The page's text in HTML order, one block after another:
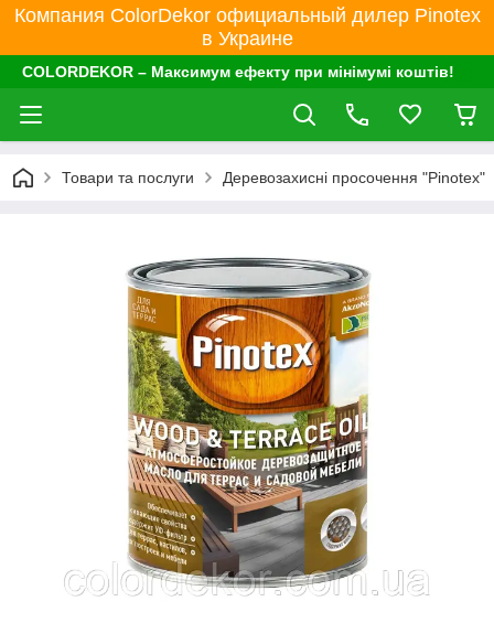
Компания ColorDekor официальный дилер Pinotex
в Украине
COLORDEKOR – Максимум ефекту при мінімумі коштів!
Товари та послуги Деревозахисні просочення "Pinotex"